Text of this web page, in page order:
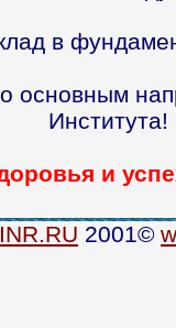
в
основным
Института!
и
2001©